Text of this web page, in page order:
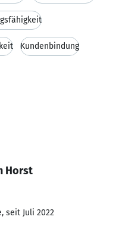
Kundenbindung
Horst
seit Juli 2022